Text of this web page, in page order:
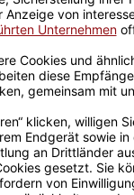
Auf Rechnung